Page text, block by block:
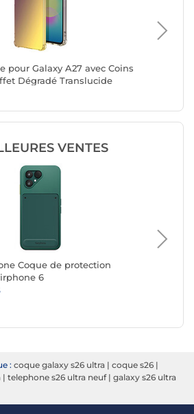
pour Galaxy A27 avec Coins
Dégradé Translucide
VENTES
Coque de protection
6
: coque galaxy s26 ultra | coque s26 |
| telephone s26 ultra neuf| galaxy s26 ultra